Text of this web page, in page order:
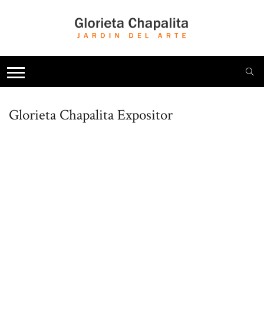
Glorieta ChapalitaExpositor